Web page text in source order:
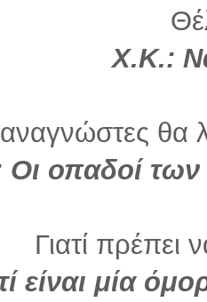
Χ.Κ.:
αναγνώστες θα
οπαδοί
Γιατί πρέπει
είναι μία